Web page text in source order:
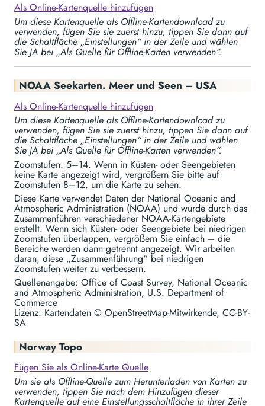
Als Online-Kartenquelle hinzufügen
Um diese Kartenquelle als Offline-Kartendownload zu
verwenden, fügen Sie sie zuerst hinzu, tippen Sie dann auf
die Schaltfläche „Einstellungen“ in der Zeile und wählen
Sie JA bei „Als Quelle für Offline-Karten verwenden“.
NOAA Seekarten. Meer und Seen – USA
Als Online-Kartenquelle hinzufügen
Um diese Kartenquelle als Offline-Kartendownload zu
verwenden, fügen Sie sie zuerst hinzu, tippen Sie dann auf
die Schaltfläche „Einstellungen“ in der Zeile und wählen
Sie JA bei „Als Quelle für Offline-Karten verwenden“.
Zoomstufen: 5–14. Wenn in Küsten- oder Seengebieten
keine Karte angezeigt wird, vergrößern Sie bitte auf
Zoomstufen 8–12, um die Karte zu sehen.
Diese Karte verwendet Daten der National Oceanic and
Atmospheric Administration (NOAA) und wurde durch das
Zusammenführen verschiedener NOAA-Kartengebiete
erstellt. Wenn sich Küsten- oder Seengebiete bei niedrigen
Zoomstufen überlappen, vergrößern Sie einfach – die
Bereiche werden dann getrennt angezeigt. Wir arbeiten
daran, diese „Zusammenführung“ bei niedrigen
Zoomstufen weiter zu verbessern.
Quellenangabe: Office of Coast Survey, National Oceanic
and Atmospheric Administration, U.S. Department of
Commerce
Lizenz: Kartendaten © OpenStreetMap-Mitwirkende, CC-BY-
SA
Norway Topo
Fügen Sie als Online-Karte Quelle
Um sie als Offline-Quelle zum Herunterladen von Karten zu
verwenden, tippen Sie nach dem Hinzufügen dieser
Kartenquelle auf eine Einstellungsschaltfläche in ihrer Zeile